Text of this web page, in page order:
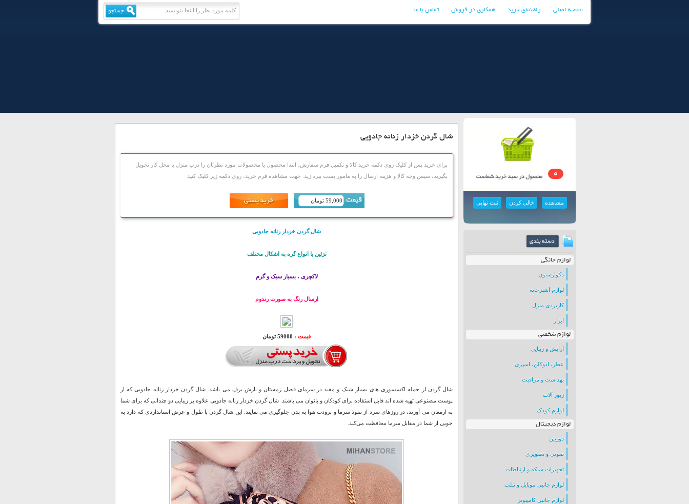
صفحه اصلی راهنمای خرید همکاری در فروش تماس با ما
0
مشاهده خالی کردن ثبت نهایی
لوازم خانگی
دکوارسیون
لوازم آشپزخانه
کاربردی منزل
ابزار
لوازم شخصی
آرایش و زیبایی
عطر، ادوکلن، اسپری
بهداشت و مراقبت
زیور آلات
لوازم کودک
لوازم دیجیتال
دوربین
صوتی و تصویری
تجهیزات شبکه و ارتباطات
لوازم جانبی موبایل و تبلت
لوازم جانبی کامپیوتر
شال گردن خزدار زنانه جادویی
براي خريد پس از کليک روي دکمه خريد کالا و تکميل فرم سفارش، ابتدا محصول يا محصولات مورد نظرتان را درب منزل يا محل کار تحويل
بگيريد، سپس وجه کالا و هزينه ارسال را به مامور پست بپردازيد. جهت مشاهده فرم خريد، روي دکمه زير کليک کنيد
59,000 تومان
شال گردن خزدار زنانه جادویی
تزئین با انواع گره به اشکال مختلف
لاکچری ، بسیار سبک و گرم
ارسال رنگ به صورت رندوم
قیمت : 59000 تومان
شال گردن از جمله اکسسوری های بسیار شیک و مفید در سرمای فصل زمستان و بارش برف می باشد. شال گردن خزدار زنانه جادویی که از
پوست مصنوعی تهیه شده اند قابل استفاده برای کودکان و بانوان می باشند. شال گردن خزدار زنانه جادویی علاوه بر زیبایی دو چندانی که برای شما
به ارمغان می آورند، در روزهای سرد از نفوذ سرما و برودت هوا به بدن جلوگیری می نمایند. این شال گردن با طول و عرض استانداردی که دارد به
خوبی از شما در مقابل سرما محافظت می‌کند.